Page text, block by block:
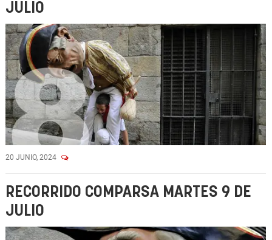
JULIO
20 JUNIO, 2024
RECORRIDO COMPARSA MARTES 9 DE
JULIO